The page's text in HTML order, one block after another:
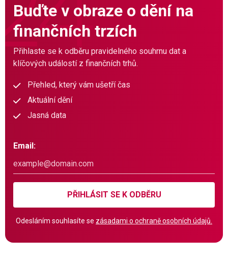
Buďte v obraze o dění na
finančních trzích
Přihlaste se k odběru pravidelného souhrnu dat a
klíčových událostí z finančních trhů.
Přehled, který vám ušetří čas
Aktuální dění
Jasná data
Email:
PŘIHLÁSIT SE K ODBĚRU
Odesláním souhlasíte se zásadami o ochraně osobních údajů.